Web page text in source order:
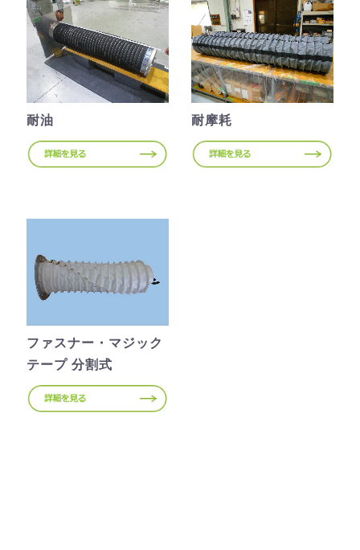
耐油 耐摩耗
ファスナー・マジック
テープ 分割式